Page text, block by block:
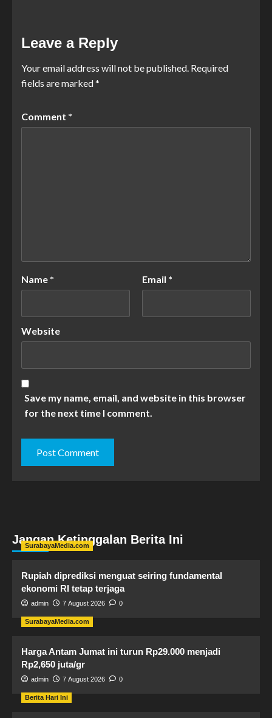
Leave a Reply
Your email address will not be published. Required
fields are marked*
Comment *
Name * Email *
Website
Save my name, email, and website in this browser
for the next time I comment.
Jangan Ketinggalan Berita Ini
SurabayaMedia.com
Rupiah diprediksi menguat seiring fundamental
ekonomi RI tetap terjaga
admin 7 August 2026 0
SurabayaMedia.com
Harga Antam Jumat ini turun Rp29.000 menjadi
Rp2,650 juta/gr
admin 7 August 2026 0
Berita Hari Ini